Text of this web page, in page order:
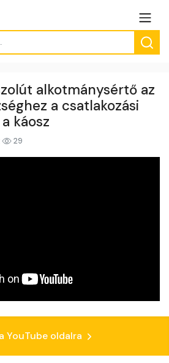
alkotmánysértő az
a csatlakozási
káosz
29
YouTube oldalra